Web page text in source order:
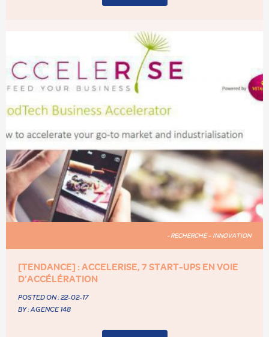
- RECHERCHE – INNOVATION
[TENDANCE] : ACCELERISE, 7 START-UPS EN VOIE
D’ACCÉLÉRATION
POSTED ON :22-02-17
BY : AGENCE 148